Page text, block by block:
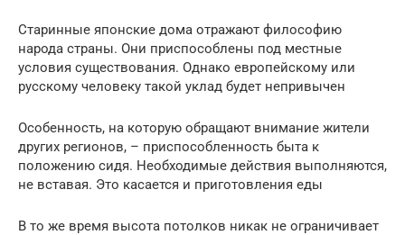
Старинные японские дома отражают философию
народа страны. Они приспособлены под местные
условия существования. Однако европейскому или
русскому человеку такой уклад будет непривычен
Особенность, на которую обращают внимание жители
других регионов, – приспособленность быта к
положению сидя. Необходимые действия выполняются,
не вставая. Это касается и приготовления еды
В то же время высота потолков никак не ограничивает